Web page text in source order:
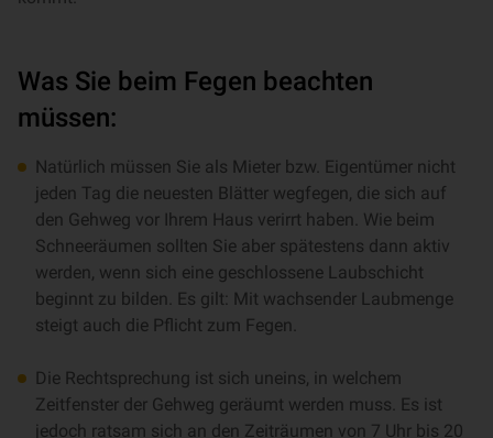
Was Sie beim Fegen beachten
müssen:
Natürlich müssen Sie als Mieter bzw. Eigentümer nicht
jeden Tag die neuesten Blätter wegfegen, die sich auf
den Gehweg vor Ihrem Haus verirrt haben. Wie beim
Schneeräumen sollten Sie aber spätestens dann aktiv
werden, wenn sich eine geschlossene Laubschicht
beginnt zu bilden. Es gilt: Mit wachsender Laubmenge
steigt auch die Pflicht zum Fegen.
Die Rechtsprechung ist sich uneins, in welchem
Zeitfenster der Gehweg geräumt werden muss. Es ist
jedoch ratsam sich an den Zeiträumen von 7 Uhr bis 20